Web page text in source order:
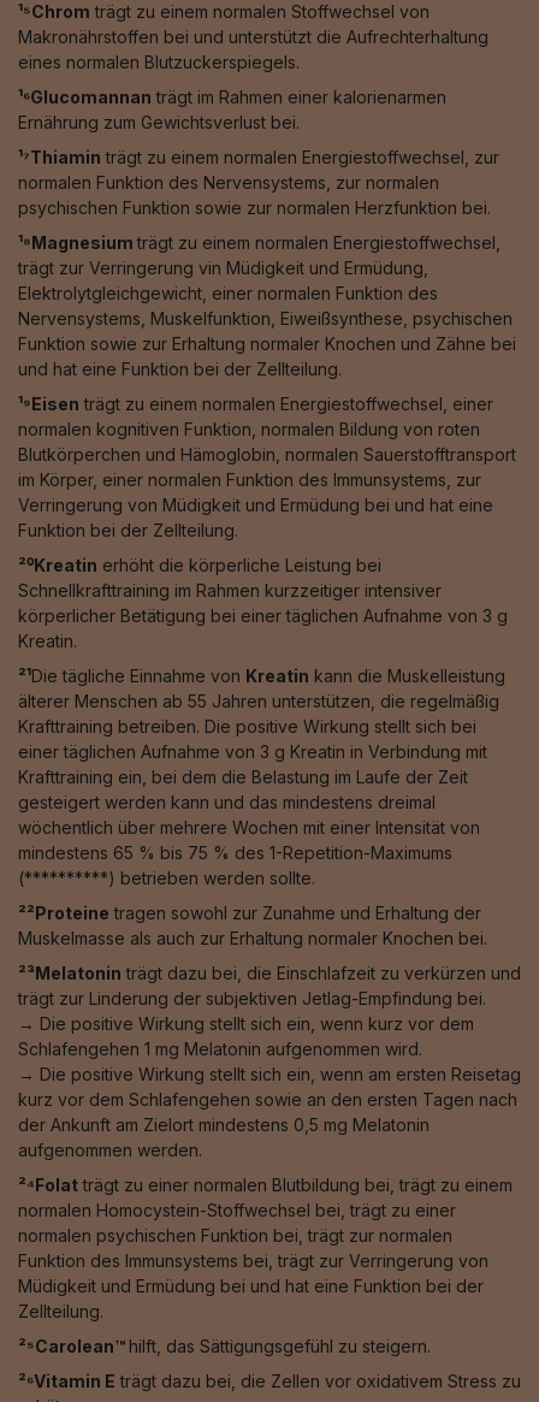
¹⁵Chrom trägt zu einem normalen Stoffwechsel von
Makronährstoffen bei und unterstützt die Aufrechterhaltung
eines normalen Blutzuckerspiegels.
¹⁶Glucomannan trägt im Rahmen einer kalorienarmen
Ernährung zum Gewichtsverlust bei.
¹⁷Thiamin trägt zu einem normalen Energiestoffwechsel, zur
normalen Funktion des Nervensystems, zur normalen
psychischen Funktion sowie zur normalen Herzfunktion bei.
¹⁸Magnesiumträgt zu einem normalen Energiestoffwechsel,
trägt zur Verringerung vin Müdigkeit und Ermüdung,
Elektrolytgleichgewicht, einer normalen Funktion des
Nervensystems, Muskelfunktion, Eiweißsynthese, psychischen
Funktion sowie zur Erhaltung normaler Knochen und Zähne bei
und hat eine Funktion bei der Zellteilung.
¹⁹Eisen trägt zu einem normalen Energiestoffwechsel, einer
normalen kognitiven Funktion, normalen Bildung von roten
Blutkörperchen und Hämoglobin, normalen Sauerstofftransport
im Körper, einer normalen Funktion des Immunsystems, zur
Verringerung von Müdigkeit und Ermüdung bei und hat eine
Funktion bei der Zellteilung.
²⁰Kreatin erhöht die körperliche Leistung bei
Schnellkrafttraining im Rahmen kurzzeitiger intensiver
körperlicher Betätigung bei einer täglichen Aufnahme von 3 g
Kreatin.
²¹Die tägliche Einnahme von Kreatin kann die Muskelleistung
älterer Menschen ab 55 Jahren unterstützen, die regelmäßig
Krafttraining betreiben. Die positive Wirkung stellt sich bei
einer täglichen Aufnahme von 3 g Kreatin in Verbindung mit
Krafttraining ein, bei dem die Belastung im Laufe der Zeit
gesteigert werden kann und das mindestens dreimal
wöchentlich über mehrere Wochen mit einer Intensität von
mindestens 65 % bis 75 % des 1-Repetition-Maximums
(**********) betrieben werden sollte.
²²Proteine tragen sowohl zur Zunahme und Erhaltung der
Muskelmasse als auch zur Erhaltung normaler Knochen bei.
²³Melatonin trägt dazu bei, die Einschlafzeit zu verkürzen und
trägt zur Linderung der subjektiven Jetlag-Empfindung bei.
→ Die positive Wirkung stellt sich ein, wenn kurz vor dem
Schlafengehen 1 mg Melatonin aufgenommen wird.
→ Die positive Wirkung stellt sich ein, wenn am ersten Reisetag
kurz vor dem Schlafengehen sowie an den ersten Tagen nach
der Ankunft am Zielort mindestens 0,5 mg Melatonin
aufgenommen werden.
²⁴Folatträgt zu einer normalen Blutbildung bei, trägt zu einem
normalen Homocystein-Stoffwechsel bei, trägt zu einer
normalen psychischen Funktion bei, trägt zur normalen
Funktion des Immunsystems bei, trägt zur Verringerung von
Müdigkeit und Ermüdung bei und hat eine Funktion bei der
Zellteilung.
²⁵Carolean™️ hilft, das Sättigungsgefühl zu steigern.
²⁶Vitamin E trägt dazu bei, die Zellen vor oxidativem Stress zu